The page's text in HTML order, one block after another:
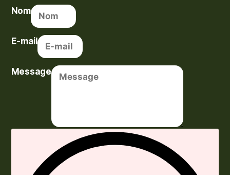
Nom
E-mail
Message